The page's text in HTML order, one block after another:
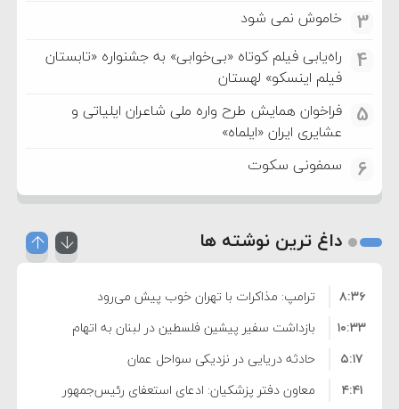
3 خاموش نمی شود
4
راه‌یابی فیلم کوتاه «بی‌خوابی» به جشنواره «تابستان
فیلم اینسکو» لهستان
5
فراخوان همایش طرح واره ملی شاعران ایلیاتی و
عشایری ایران «ایلماه»
6 سمفونی سکوت
داغ ترین نوشته ها
ترامپ: مذاکرات با تهران خوب پیش می‌رود
۸:۳۶
بازداشت سفیر پیشین فلسطین در لبنان به اتهام
فساد و اختلاس اموال
۱۰:۳۳
حادثه دریایی در نزدیکی سواحل عمان
۵:۱۷
معاون دفتر پزشکیان: ادعای استعفای رئیس‌جمهور
۴:۴۱